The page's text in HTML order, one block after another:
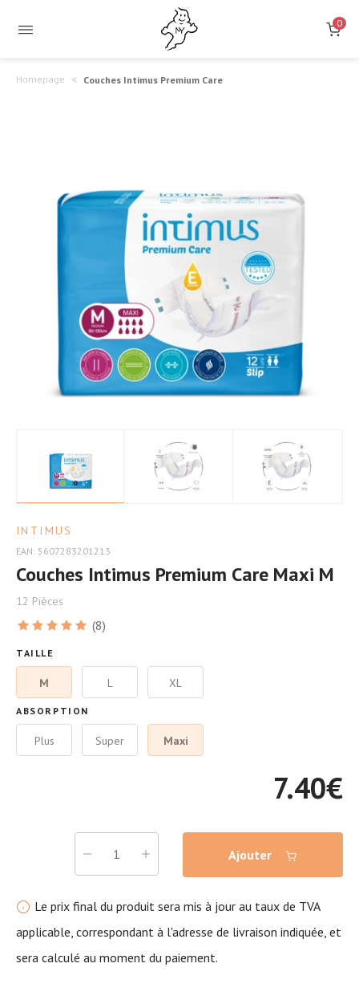
0
Homepage Couches Intimus Premium Care
INTIMUS
EAN: 5607283201213
Couches Intimus Premium Care Maxi M
12 Pièces
(8)
TAILLE
M L XL
ABSORPTION
Plus Super Maxi
7.40€
Ajouter
Le prix final du produit sera mis à jour au taux de TVA
applicable, correspondant à l'adresse de livraison indiquée, et
sera calculé au moment du paiement.